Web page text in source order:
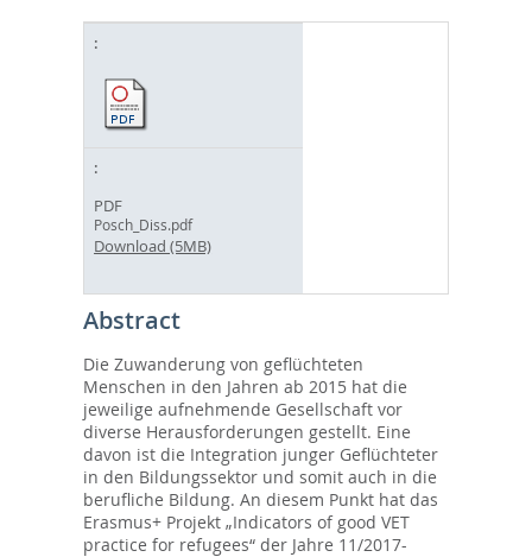
PDF
Posch_Diss.pdf
Download (5MB)
Abstract
Die Zuwanderung von geflüchteten
Menschen in den Jahren ab 2015 hat die
jeweilige aufnehmende Gesellschaft vor
diverse Herausforderungen gestellt. Eine
davon ist die Integration junger Geflüchteter
in den Bildungssektor und somit auch in die
berufliche Bildung. An diesem Punkt hat das
Erasmus+ Projekt „Indicators of good VET
practice for refugees“ der Jahre 11/2017-